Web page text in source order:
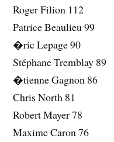
Roger Filion 112
Patrice Beaulieu 99
�ric Lepage 90
Stéphane Tremblay 89
�tienne Gagnon 86
Chris North 81
Robert Mayer 78
Maxime Caron 76